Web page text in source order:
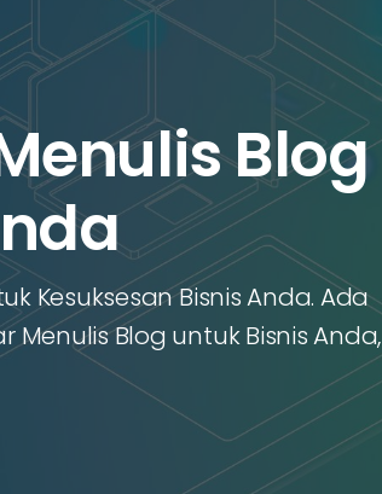
Blog
Kesuksesan Bisnis Anda. Ada
Blog untuk Bisnis Anda,